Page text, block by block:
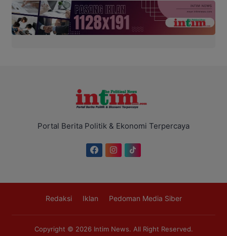
Portal Berita Politik & Ekonomi Terpercaya
Redaksi Iklan Pedoman Media Siber
Copyright © 2026 Intim News. All Right Reserved.